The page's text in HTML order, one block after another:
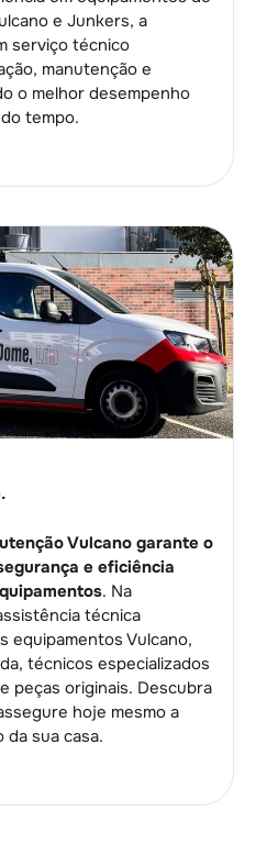
e Junkers, a
serviço técnico
manutenção e
o melhor desempenho
tempo.
Vulcano garante o
e eficiência
. Na
técnica
equipamentos Vulcano,
técnicos especializados
peças originais. Descubra
hoje mesmo a
sua casa.